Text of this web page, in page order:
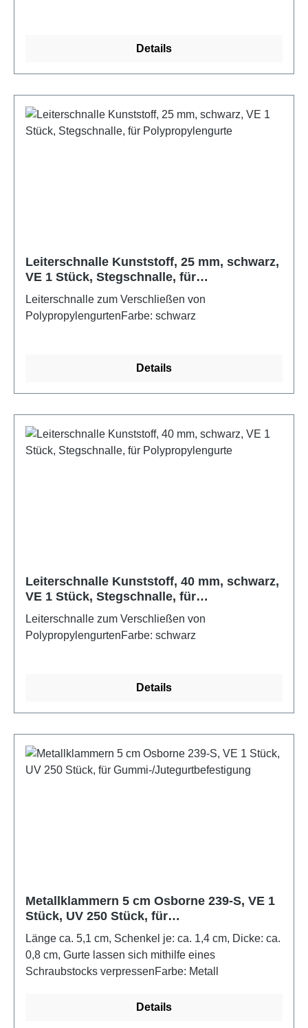
Details
Leiterschnalle Kunststoff, 25 mm, schwarz,
VE 1 Stück, Stegschnalle, für
Polypropylengurte
Leiterschnalle zum Verschließen von
PolypropylengurtenFarbe: schwarz
Details
Leiterschnalle Kunststoff, 40 mm, schwarz,
VE 1 Stück, Stegschnalle, für
Polypropylengurte
Leiterschnalle zum Verschließen von
PolypropylengurtenFarbe: schwarz
Details
Metallklammern 5 cm Osborne 239-S, VE 1
Stück, UV 250 Stück, für
Gummi-/Jutegurtbefestigung
Länge ca. 5,1 cm, Schenkel je: ca. 1,4 cm, Dicke: ca.
0,8 cm, Gurte lassen sich mithilfe eines
Schraubstocks verpressenFarbe: Metall
Details